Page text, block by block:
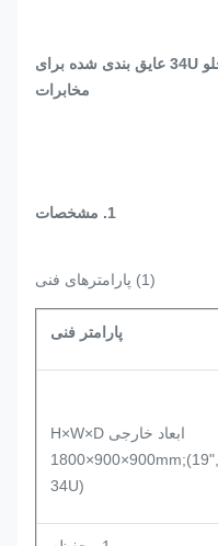
کابینت مخابراتی 19 اینچی درب جلو 34U عایق بندی شده برای
مخابرات
1. مشخصات
(1) پارامترهای فنی
پارامتر فنی
ابعاد خارجی H×W×D
1800×900×900mm;(19",
34U)